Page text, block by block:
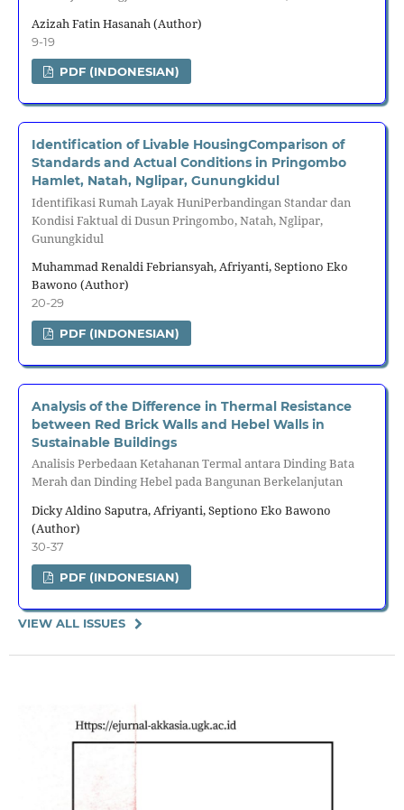
Azizah Fatin Hasanah (Author)
9-19
PDF (INDONESIAN)
Identification of Livable HousingComparison of
Standards and Actual Conditions in Pringombo
Hamlet, Natah, Nglipar, Gunungkidul
Identifikasi Rumah Layak HuniPerbandingan Standar dan
Kondisi Faktual di Dusun Pringombo, Natah, Nglipar,
Gunungkidul
Muhammad Renaldi Febriansyah, Afriyanti, Septiono Eko
Bawono (Author)
20-29
PDF (INDONESIAN)
Analysis of the Difference in Thermal Resistance
between Red Brick Walls and Hebel Walls in
Sustainable Buildings
Analisis Perbedaan Ketahanan Termal antara Dinding Bata
Merah dan Dinding Hebel pada Bangunan Berkelanjutan
Dicky Aldino Saputra, Afriyanti, Septiono Eko Bawono
(Author)
30-37
PDF (INDONESIAN)
VIEW ALL ISSUES